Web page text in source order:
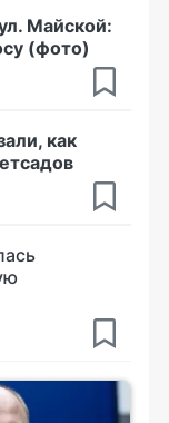
Майской:
(фото)
как